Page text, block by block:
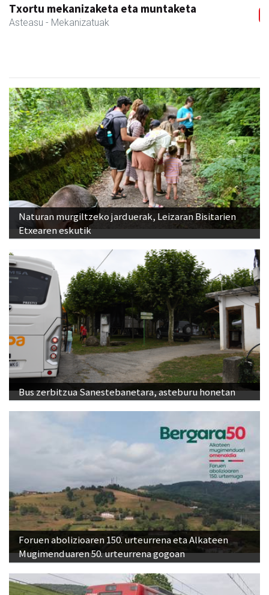
Transportes Lakunza
Asteasu - Garraioak
Naturan murgiltzeko jarduerak, Leizaran Bisitarien
Etxearen eskutik
Bus zerbitzua Sanestebanetara, asteburu honetan
Foruen abolizioaren 150. urteurrena eta Alkateen
Mugimenduaren 50. urteurrena gogoan